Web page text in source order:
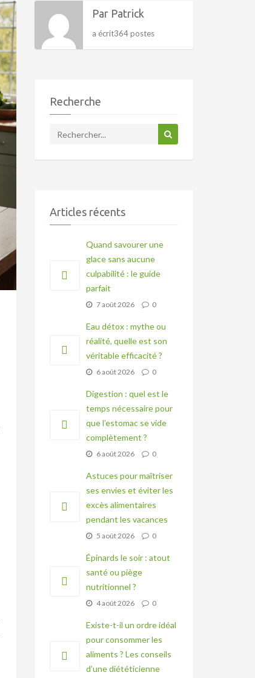
Par Patrick
a écrit364 postes
Recherche
Articles récents
Quand savourer une
glace sans aucune
culpabilité : le guide
parfait
7 août 2026 0
Eau détox : mythe ou
réalité, quelle est son
véritable efficacité ?
6 août 2026 0
Digestion : quel est le
temps nécessaire pour
que l’estomac se vide
complètement ?
6 août 2026 0
Astuces pour maîtriser
ses envies et éviter les
excès alimentaires
pendant les vacances
5 août 2026 0
Épinards le soir : atout
santé ou piège
nutritionnel ?
4 août 2026 0
Existe-t-il un ordre idéal
pour consommer les
aliments ? Les conseils
d’une diététicienne